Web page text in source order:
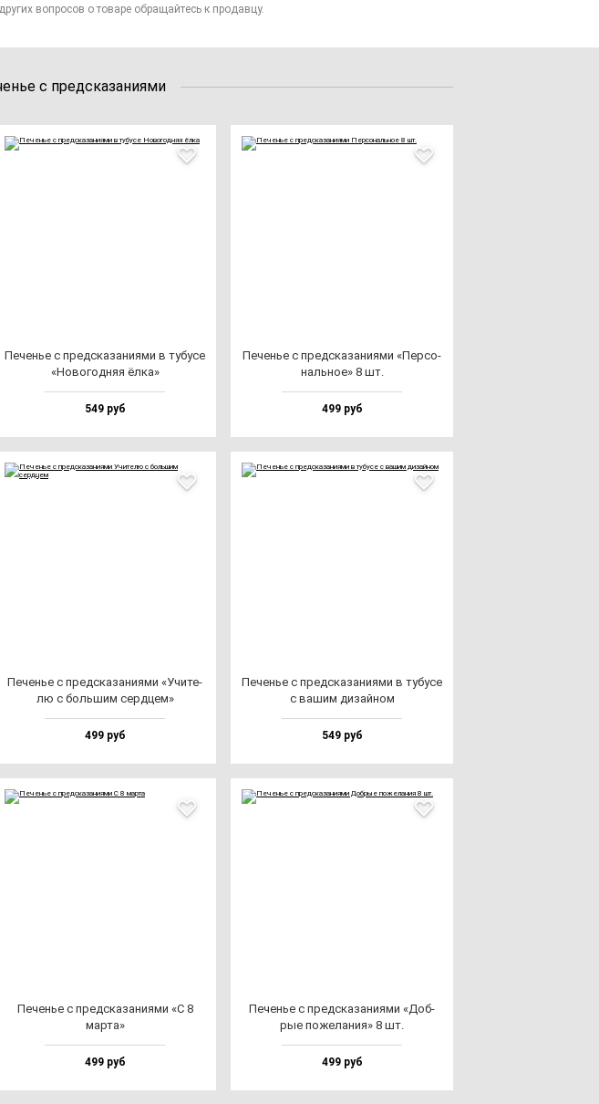
вопросов о товаре обращайтесь к продавцу.
с предсказаниями
Печенье с пред­ска­за­ни­ями в ту­бу­се
«Ново­год­няя ёл­ка»
549 руб
Печенье с пред­ска­за­ни­ями «Пер­со­
наль­ное» 8 шт.
499 руб
Печенье с пред­ска­за­ни­ями «Учи­те­
лю с боль­шим сер­дцем»
499 руб
Печенье с пред­ска­за­ни­ями в ту­бу­се
с ва­шим ди­зай­ном
549 руб
Печенье с пред­ска­за­ни­ями «С 8
мар­та»
499 руб
Печенье с пред­ска­за­ни­ями «Доб­
рые по­же­ла­ния» 8 шт.
499 руб